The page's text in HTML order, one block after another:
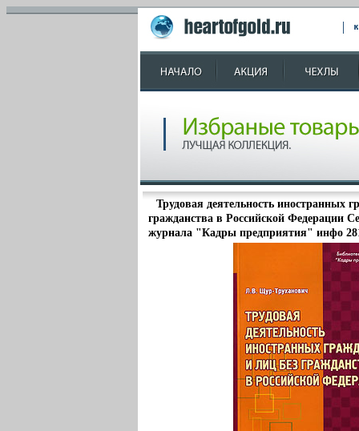
Трудовая деятельность иностранных
гражданства в Российской Федерации
журнала "Кадры предприятия" инфо